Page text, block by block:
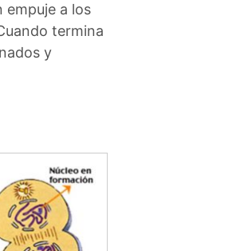
empuje a los
termina
y